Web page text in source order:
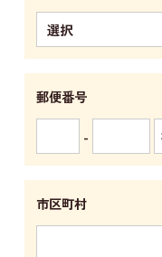
郵便番号
-
市区町村